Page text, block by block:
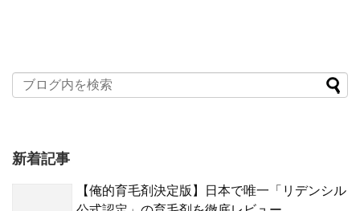
新着記事
【俺的育毛剤決定版】日本で唯一「リデンシル